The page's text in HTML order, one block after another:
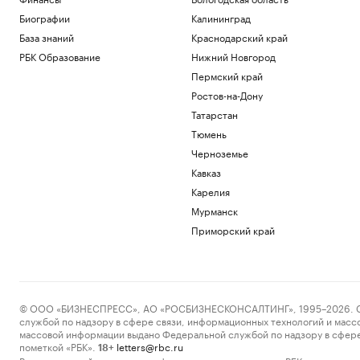
Биографии
База знаний
РБК Образование
Калининград
Краснодарский край
Нижний Новгород
Пермский край
Ростов-на-Дону
Татарстан
Тюмень
Черноземье
Кавказ
Карелия
Мурманск
Приморский край
© ООО «БИЗНЕСПРЕСС», АО «РОСБИЗНЕСКОНСАЛТИНГ», 1995–2026.
службой по надзору в сфере связи, информационных технологий и
массовой информации выдано Федеральной службой по надзору в
пометкой «РБК».
18+ letters@rbc.ru